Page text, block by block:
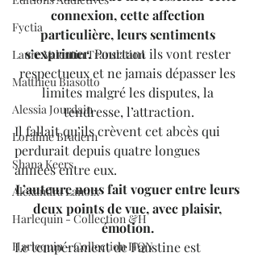
Fyctia
Laure Valentin Translation
Matthieu Biasotto
Alessia Jourdain
Loraline Bradern
Shana Keers
Alexandra Lanoix
Harlequin - Collection &H
Harlequin - Collection HQN
connexion, cette affection
particulière, leurs sentiments
s’exprimer. Pourtant ils vont rester
respectueux et ne jamais dépasser les
limites malgré les disputes, la
tendresse, l’attraction.
Il fallait qu’ils crèvent cet abcès qui
perdurait depuis quatre longues
années entre eux.
L’auteure nous fait voguer entre leurs
deux points de vue, avec plaisir,
émotion.
Le tempérament de Faustine est